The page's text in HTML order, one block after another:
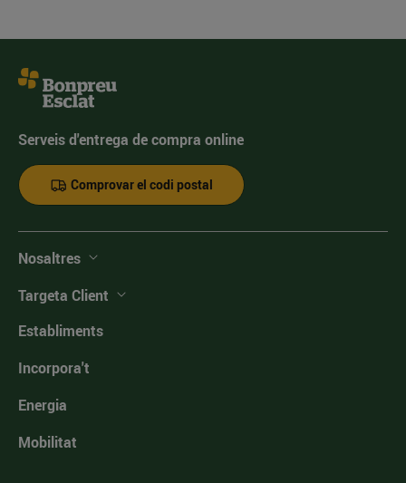
Serveis d'entrega de compra online
Comprovar el codi postal
Nosaltres
Targeta Client
Establiments
Incorpora't
Energia
Mobilitat